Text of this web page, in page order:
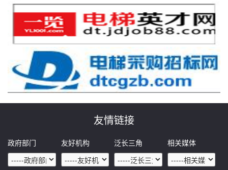
友情链接
政府部门 友好机构 泛长三角 相关媒体